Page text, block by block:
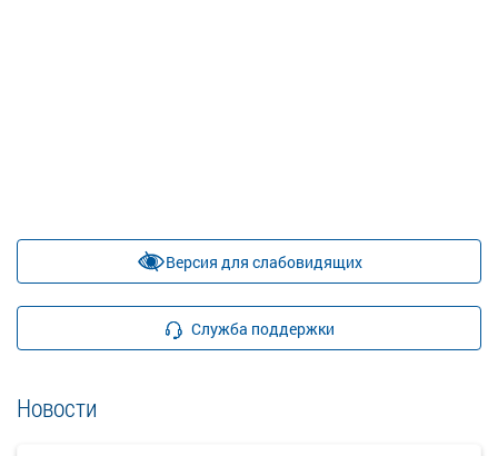
Версия для слабовидящих
Служба поддержки
Новости